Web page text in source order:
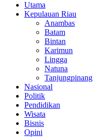
Utama
Kepulauan Riau
Anambas
Batam
Bintan
Karimun
Lingga
Natuna
Tanjungpinang
Nasional
Politik
Pendidikan
Wisata
Bisnis
Opini